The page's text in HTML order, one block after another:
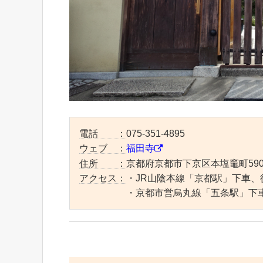
電話 ： 075-351-4895
ウェブ ： 福田寺
住所 ： 京都府京都市下京区本塩竈町
アクセス：
・JR山陰本線「京都駅」下車
・京都市営烏丸線「五条駅」下車